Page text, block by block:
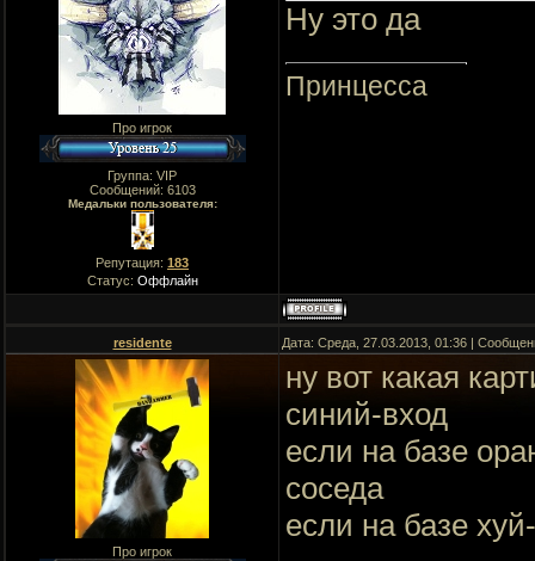
Про игрок
Группа: VIP
Сообщений: 6103
Медальки пользователя:
Репутация: 183
Статус: Оффлайн
Ну это да
Принцесса
residente Дата: Среда, 27.03.2013, 01:36 |
Про игрок
ну вот какая
синий-вход
если на базе
соседа
если на базе